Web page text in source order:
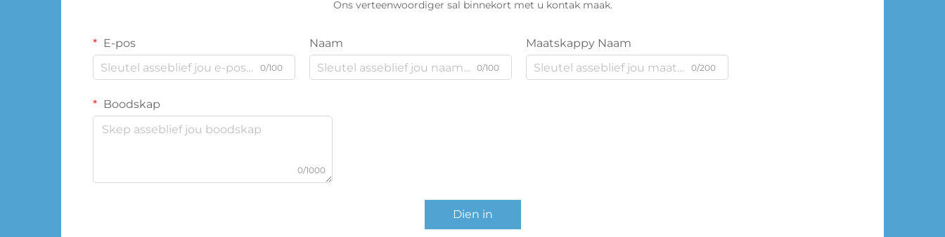
Ons verteenwoordiger sal binnekort met u kontak maak.
E-pos
0/100
Naam
0/100
Maatskappy Naam
0/200
Boodskap
0/1000
Dien in